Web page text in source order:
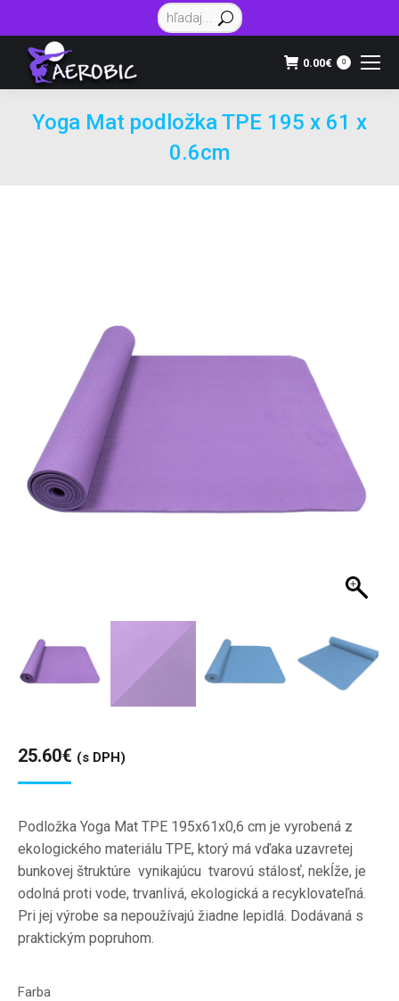
Vyhľadávanie:
0.00€ 0
Yoga Mat podložka TPE 195 x 61 x
0.6cm
25.60€ (s DPH)
Podložka Yoga Mat TPE 195x61x0,6 cm je vyrobená z
ekologického materiálu TPE, ktorý má vďaka uzavretej
bunkovej štruktúre vynikajúcu tvarovú stálosť, nekĺže, je
odolná proti vode, trvanlivá, ekologická a recyklovateľná.
Pri jej výrobe sa nepoužívajú žiadne lepidlá. Dodávaná s
praktickým popruhom.
Farba